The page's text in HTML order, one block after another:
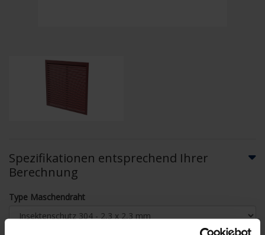
Spezifikationen entsprechend Ihrer
Berechnung
Type Maschendraht